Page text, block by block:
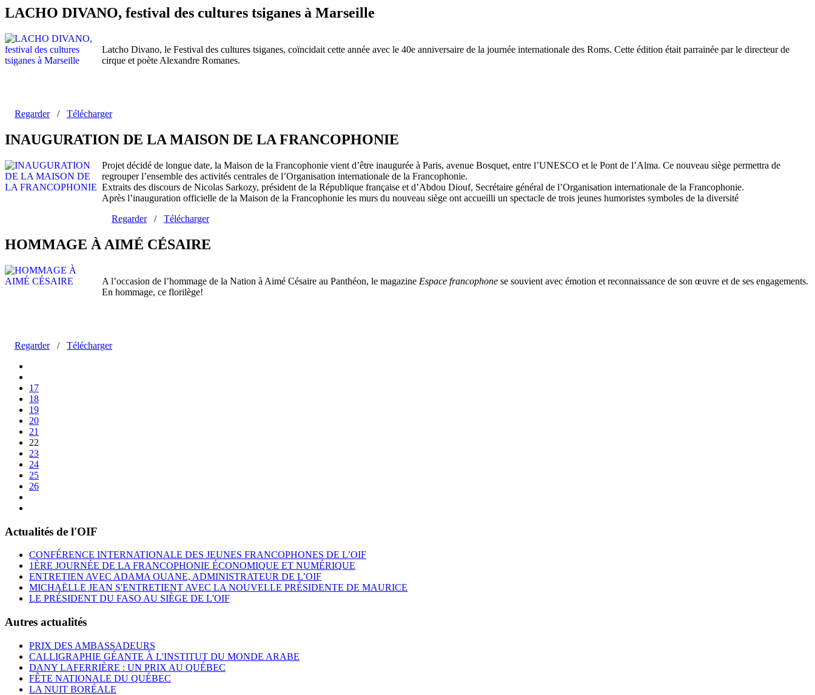
LACHO DIVANO, festival des cultures tsiganes à Marseille
Latcho Divano, le Festival des cultures tsiganes, coïncidait cette année avec le 40e anniversaire de la journée internationale des Roms. Cette édition était parrainée par le directeur de
cirque et poète Alexandre Romanes.
Regarder/ Télécharger
INAUGURATION DE LA MAISON DE LA FRANCOPHONIE
Projet décidé de longue date, la Maison de la Francophonie vient d’être inaugurée à Paris, avenue Bosquet, entre l’UNESCO et le Pont de l’Alma. Ce nouveau siège permettra de
regrouper l’ensemble des activités centrales de l’Organisation internationale de la Francophonie.
Extraits des discours de Nicolas Sarkozy, président de la République française et d’Abdou Diouf, Secrétaire général de l’Organisation internationale de la Francophonie.
Après l’inauguration officielle de la Maison de la Francophonie les murs du nouveau siège ont accueilli un spectacle de trois jeunes humoristes symboles de la diversité
Regarder/ Télécharger
HOMMAGE À AIMÉ CÉSAIRE
A l’occasion de l’hommage de la Nation à Aimé Césaire au Panthéon, le magazine Espace francophone se souvient avec émotion et reconnaissance de son œuvre et de ses engagements.
En hommage, ce florilège!
Regarder/ Télécharger
17
18
19
20
21
22
23
24
25
26
Actualités de l'OIF
CONFÉRENCE INTERNATIONALE DES JEUNES FRANCOPHONES DE L’OIF
1ÈRE JOURNÉE DE LA FRANCOPHONIE ÉCONOMIQUE ET NUMÉRIQUE
ENTRETIEN AVEC ADAMA OUANE, ADMINISTRATEUR DE L’OIF
MICHAËLLE JEAN S'ENTRETIENT AVEC LA NOUVELLE PRÉSIDENTE DE MAURICE
LE PRÉSIDENT DU FASO AU SIÈGE DE L'OIF
Autres actualités
PRIX DES AMBASSADEURS
CALLIGRAPHIE GÉANTE À L'INSTITUT DU MONDE ARABE
DANY LAFERRIÈRE : UN PRIX AU QUÉBEC
FÊTE NATIONALE DU QUÉBEC
LA NUIT BORÉALE